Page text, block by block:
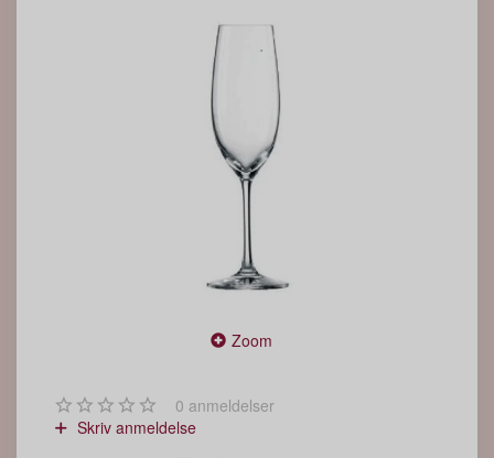
Zoom
0 anmeldelser
Skriv anmeldelse